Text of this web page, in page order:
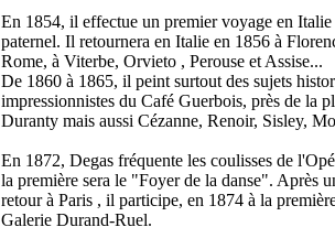
En 1854, il effectue un premier voyage en
paternel. Il retournera en Italie en 1856 à
Rome, à Viterbe, Orvieto , Perouse et Assise...
De 1860 à 1865, il peint surtout des sujets
impressionnistes du Café Guerbois, près de la
Duranty mais aussi Cézanne, Renoir, Sisley,
En 1872, Degas fréquente les coulisses de
la première sera le "Foyer de la danse". Après
retour à Paris , il participe, en 1874 à la
Galerie Durand-Ruel.